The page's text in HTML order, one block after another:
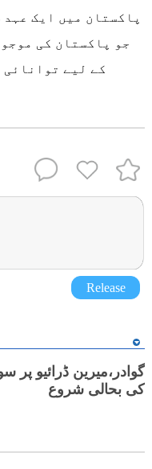
پاکستان میں ایک عہد
جو پاکستان کی
کے لیے
Release
گوادر،میرین ڈرائیو پر
کی بحالی شروع